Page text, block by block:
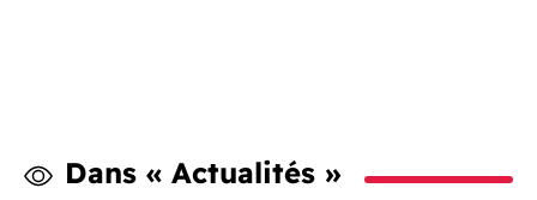
Dans « Actualités »